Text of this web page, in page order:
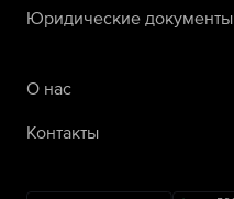
Юридические документы
О нас
Контакты